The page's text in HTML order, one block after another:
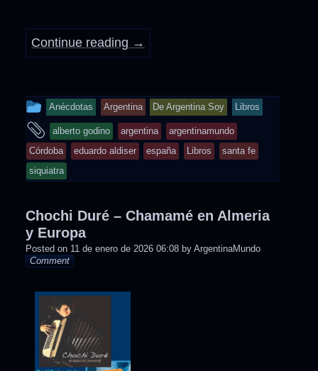
Continue reading →
This
entry
was
posted
in
Anécdotas Argentina De Argentina Soy Libros
and
tagged
alberto godino argentina
argentinamundo
Córdoba
eduardo aldiser españa Libros
santa fe
siquiatra
Chochi Duré – Chamamé en Almeria
y Europa
Posted on 11 de enero de 2026 06:08 by ArgentinaMundo
Comment